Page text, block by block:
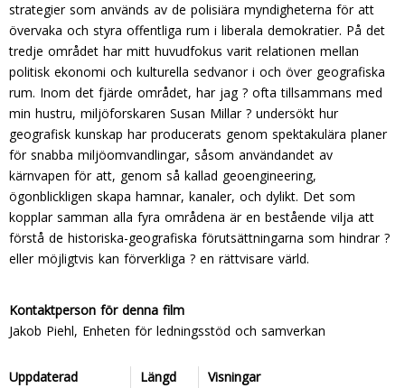
strategier som används av de polisiära myndigheterna för att
övervaka och styra offentliga rum i liberala demokratier. På det
tredje området har mitt huvudfokus varit relationen mellan
politisk ekonomi och kulturella sedvanor i och över geografiska
rum. Inom det fjärde området, har jag ? ofta tillsammans med
min hustru, miljöforskaren Susan Millar ? undersökt hur
geografisk kunskap har producerats genom spektakulära planer
för snabba miljöomvandlingar, såsom användandet av
kärnvapen för att, genom så kallad geoengineering,
ögonblickligen skapa hamnar, kanaler, och dylikt. Det som
kopplar samman alla fyra områdena är en bestående vilja att
förstå de historiska-geografiska förutsättningarna som hindrar ?
eller möjligtvis kan förverkliga ? en rättvisare värld.
Kontaktperson för denna film
Jakob Piehl, Enheten för ledningsstöd och samverkan
Uppdaterad
Längd
Visningar